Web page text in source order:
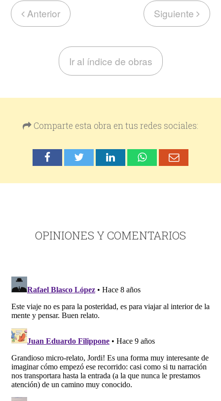
Anterior Siguiente
Ir al índice de obras
Comparte esta obra en tus redes sociales:
OPINIONES Y COMENTARIOS